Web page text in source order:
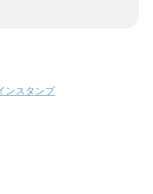
ンスタンプ